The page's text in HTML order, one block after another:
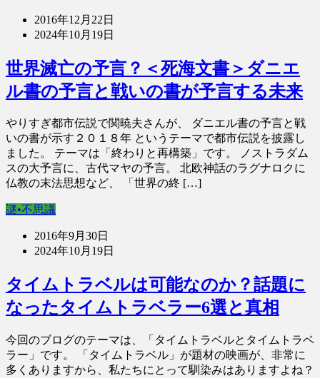
2016年12月22日
2024年10月19日
世界滅亡の予言？＜死海文書＞ダニエ
ル書の予言と戦いの書が予言する未来
やりすぎ都市伝説で関暁夫さんが、 ダニエル書の予言と戦
いの書が示す２０１８年 というテーマで都市伝説を披露し
ました。 テーマは「終わりと再構築」です。 ノストラダム
スの大予言に、古代マヤの予言。 北欧神話のラグナロクに
仏教の末法思想など、 「世界の終 […]
謎•不思議
2016年9月30日
2024年10月19日
タイムトラベルは可能なのか？話題に
なったタイムトラベラー6選と真相
今回のブログのテーマは、「タイムトラベルとタイムトラベ
ラー」です。 「タイムトラベル」が題材の映画が、非常に
多くありますから、私たちにとって馴染みはありますよね？